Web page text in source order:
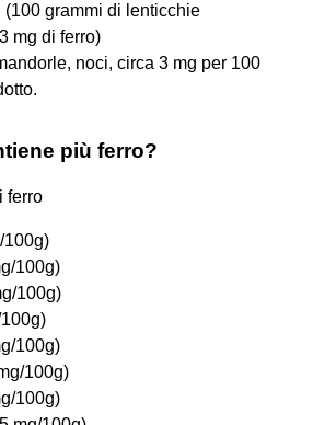
(100 grammi di lenticchie
mg di ferro)
noci, circa 3 mg per 100
più ferro?
ferro
100g)
100g)
100g)
100g)
100g)
100g)